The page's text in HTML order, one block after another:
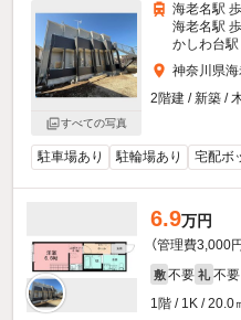
すべての写真
海老名駅 歩
海老名駅 歩
かしわ台駅
神奈川県
2階建 / 新築 /
駐車場あり 駐輪場あり 宅配ボ
6.9万円
（管理費3,000円
敷 不要 礼 不要
1階 / 1K / 20.0